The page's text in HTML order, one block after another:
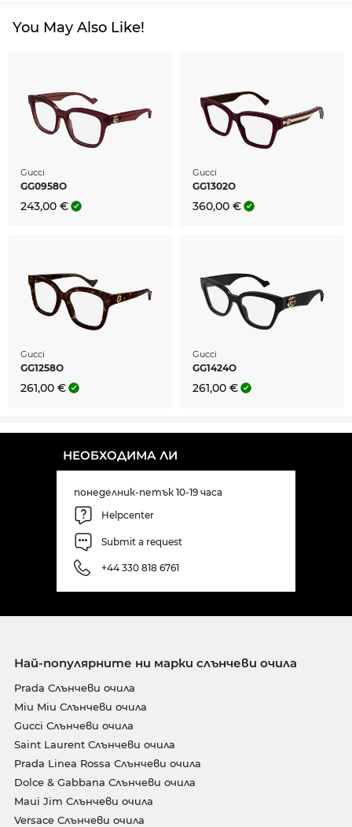
You May Also Like!
Gucci
GG0958O
243,00 €
Gucci
GG1302O
360,00 €
Gucci
GG1258O
261,00 €
Gucci
GG1424O
261,00 €
НЕОБХОДИМА ЛИ
понеделник-петък 10-19 часа
Helpcenter
Submit a request
+44 330 818 6761
Най-популярните ни марки слънчеви очила
Prada Слънчеви очила
Miu Miu Слънчеви очила
Gucci Слънчеви очила
Saint Laurent Слънчеви очила
Prada Linea Rossa Слънчеви очила
Dolce & Gabbana Слънчеви очила
Maui Jim Слънчеви очила
Versace Слънчеви очила